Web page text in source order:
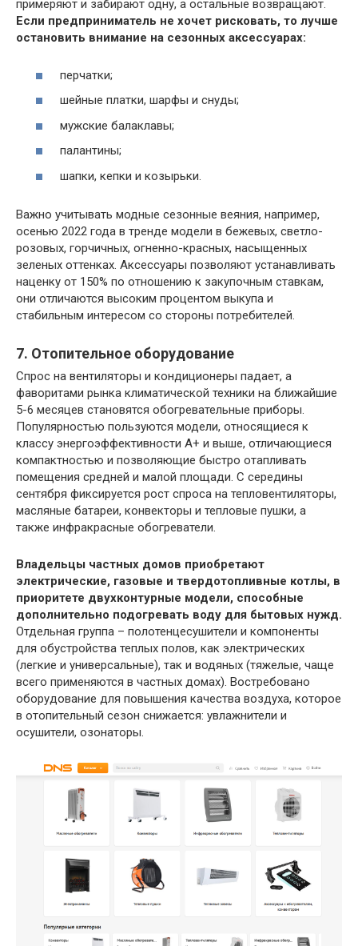
примеряют и забирают одну, а остальные возвращают.
Если предприниматель не хочет рисковать, то лучше
остановить внимание на сезонных аксессуарах:
перчатки;
шейные платки, шарфы и снуды;
мужские балаклавы;
палантины;
шапки, кепки и козырьки.
Важно учитывать модные сезонные веяния, например,
осенью 2022 года в тренде модели в бежевых, светло-
розовых, горчичных, огненно-красных, насыщенных
зеленых оттенках. Аксессуары позволяют устанавливать
наценку от 150% по отношению к закупочным ставкам,
они отличаются высоким процентом выкупа и
стабильным интересом со стороны потребителей.
7. Отопительное оборудование
Спрос на вентиляторы и кондиционеры падает, а
фаворитами рынка климатической техники на ближайшие
5-6 месяцев становятся обогревательные приборы.
Популярностью пользуются модели, относящиеся к
классу энергоэффективности А+ и выше, отличающиеся
компактностью и позволяющие быстро отапливать
помещения средней и малой площади. С середины
сентября фиксируется рост спроса на тепловентиляторы,
масляные батареи, конвекторы и тепловые пушки, а
также инфракрасные обогреватели.
Владельцы частных домов приобретают
электрические, газовые и твердотопливные котлы, в
приоритете двухконтурные модели, способные
дополнительно подогревать воду для бытовых нужд.
Отдельная группа – полотенцесушители и компоненты
для обустройства теплых полов, как электрических
(легкие и универсальные), так и водяных (тяжелые, чаще
всего применяются в частных домах). Востребовано
оборудование для повышения качества воздуха, которое
в отопительный сезон снижается: увлажнители и
осушители, озонаторы.